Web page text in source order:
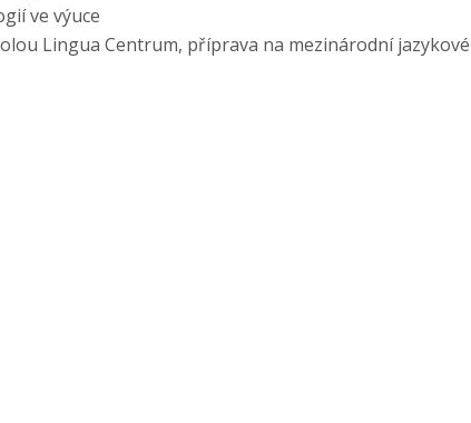
ve výuce
Lingua Centrum, příprava na mezinárodní